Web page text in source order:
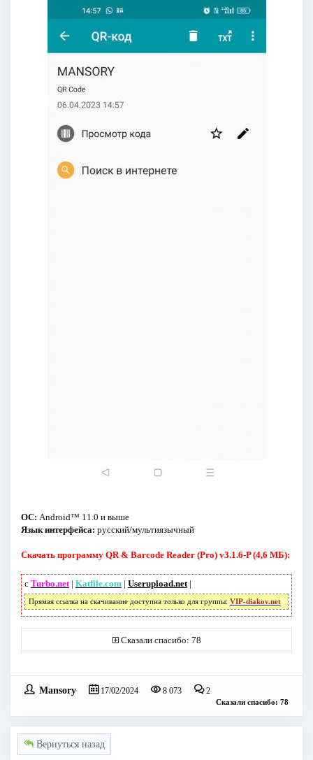
ОС: Android™ 11.0 и выше
Язык интерфейса: русский/мультиязычный
Скачать программу QR & Barcode Reader (Pro) v3.1.6-P (4,6 МБ):
с Turbo.net| Katfile.com | Userupload.net|
Прямая ссылка на скачивание доступна только для группы: VIP-diakov.net
Сказали спасибо: 78
Mansory 17/02/2024 8 073 2
Сказали спасибо: 78
Вернуться назад